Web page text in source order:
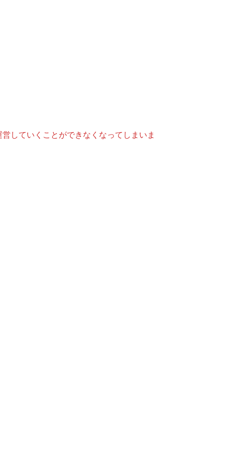
していくことができなくなってしまいま